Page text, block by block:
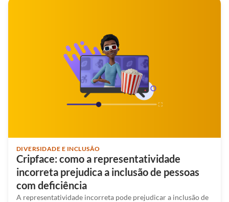
DIVERSIDADE E INCLUSÃO
Cripface: como a representatividade
incorreta prejudica a inclusão de pessoas
com deficiência
A representatividade incorreta pode prejudicar a inclusão de